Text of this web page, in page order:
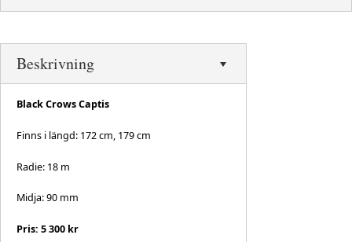
Beskrivning
Black Crows Captis
Finns i längd: 172 cm, 179 cm
Radie: 18 m
Midja: 90 mm
Pris: 5 300 kr